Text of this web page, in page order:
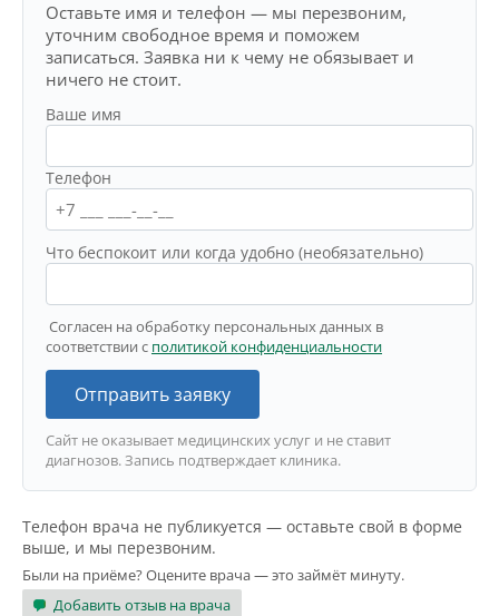
Оставьте имя и телефон — мы перезвоним,
уточним свободное время и поможем
записаться. Заявка ни к чему не обязывает и
ничего не стоит.
Ваше имя
Телефон
Что беспокоит или когда удобно (необязательно)
Согласен на обработку персональных данных в
соответствии с политикой конфиденциальности
Отправить заявку
Сайт не оказывает медицинских услуг и не ставит
диагнозов. Запись подтверждает клиника.
Телефон врача не публикуется — оставьте свой в форме
выше, и мы перезвоним.
Были на приёме? Оцените врача — это займёт минуту.
Добавить отзыв на врача